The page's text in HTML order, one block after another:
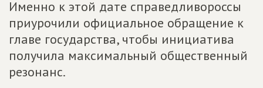
Именно к этой дате справедливороссы
приурочили официальное обращение к
главе государства, чтобы инициатива
получила максимальный общественный
резонанс.